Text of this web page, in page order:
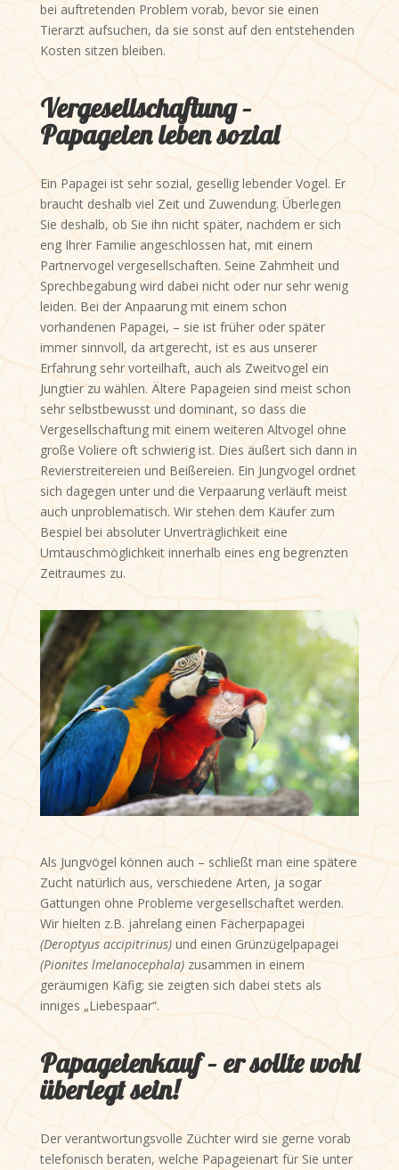
bei auftretenden Problem vorab, bevor sie einen
Tierarzt aufsuchen, da sie sonst auf den entstehenden
Kosten sitzen bleiben.
Vergesellschaftung –
Papageien leben sozial
Ein Papagei ist sehr sozial, gesellig lebender Vogel. Er
braucht deshalb viel Zeit und Zuwendung. Überlegen
Sie deshalb, ob Sie ihn nicht später, nachdem er sich
eng Ihrer Familie angeschlossen hat, mit einem
Partnervogel vergesellschaften. Seine Zahmheit und
Sprechbegabung wird dabei nicht oder nur sehr wenig
leiden. Bei der Anpaarung mit einem schon
vorhandenen Papagei, – sie ist früher oder später
immer sinnvoll, da artgerecht, ist es aus unserer
Erfahrung sehr vorteilhaft, auch als Zweitvogel ein
Jungtier zu wählen. Ältere Papageien sind meist schon
sehr selbstbewusst und dominant, so dass die
Vergesellschaftung mit einem weiteren Altvogel ohne
große Voliere oft schwierig ist. Dies äußert sich dann in
Revierstreitereien und Beißereien. Ein Jungvogel ordnet
sich dagegen unter und die Verpaarung verläuft meist
auch unproblematisch. Wir stehen dem Käufer zum
Bespiel bei absoluter Unverträglichkeit eine
Umtauschmöglichkeit innerhalb eines eng begrenzten
Zeitraumes zu.
Als Jungvögel können auch – schließt man eine spätere
Zucht natürlich aus, verschiedene Arten, ja sogar
Gattungen ohne Probleme vergesellschaftet werden.
Wir hielten z.B. jahrelang einen Fächerpapagei
(Deroptyus accipitrinus)und einen Grünzügelpapagei
(Pionites lmelanocephala)zusammen in einem
geräumigen Käfig; sie zeigten sich dabei stets als
inniges „Liebespaar“.
Papageienkauf – er sollte wohl
überlegt sein!
Der verantwortungsvolle Züchter wird sie gerne vorab
telefonisch beraten, welche Papageienart für Sie unter